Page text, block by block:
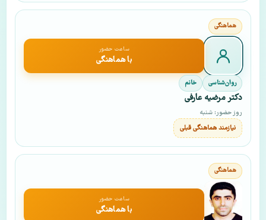
ساعت حضور
با هماهنگی
روان‌شناسی خانم
دکتر مرضیه عارفی
روز حضور: شنبه
نیازمند هماهنگی قبلی
ساعت حضور
با هماهنگی